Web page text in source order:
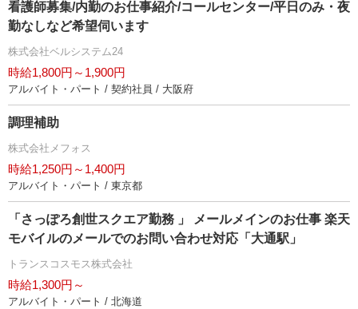
看護師募集/内勤のお仕事紹介/コールセンター/平日のみ・夜
勤なしなど希望伺います
株式会社ベルシステム24
時給1,800円～1,900円
アルバイト・パート / 契約社員 / 大阪府
調理補助
株式会社メフォス
時給1,250円～1,400円
アルバイト・パート / 東京都
「さっぽろ創世スクエア勤務 」 メールメインのお仕事 楽天
モバイルのメールでのお問い合わせ対応「大通駅」
トランスコスモス株式会社
時給1,300円～
アルバイト・パート / 北海道